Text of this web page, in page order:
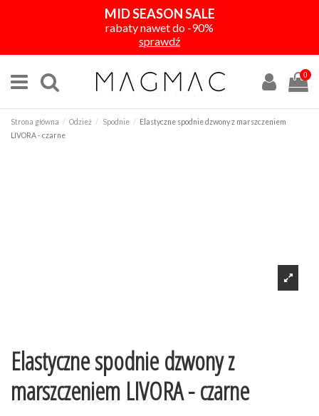
MID SEASON SALE
rabaty nawet do -90%
sprawdź
0
Strona główna Odzież Spodnie
Elastyczne spodnie dzwony z marszczeniem
LIVORA - czarne
Elastyczne spodnie dzwony z
marszczeniem LIVORA - czarne